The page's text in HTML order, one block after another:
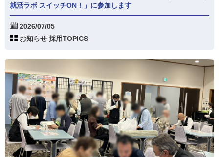
就活ラボ スイッチON！」に参加します
2026/07/05
お知らせ 採用TOPICS